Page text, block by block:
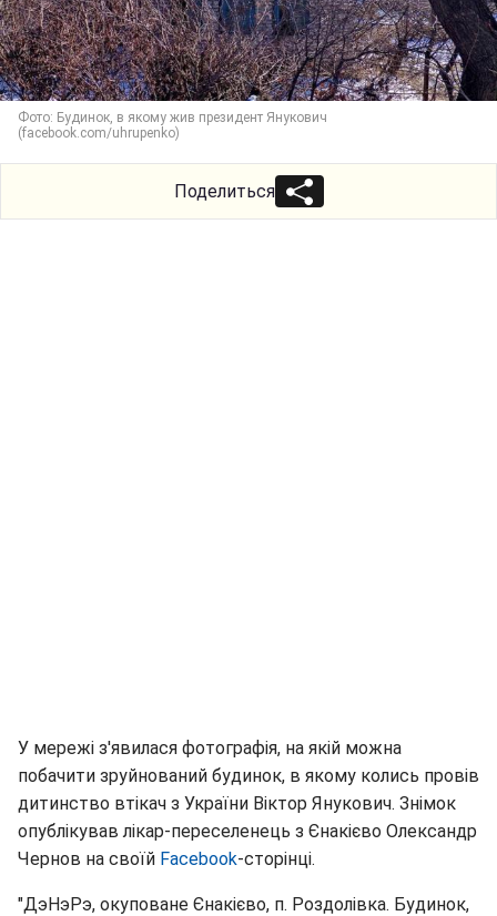
Фото: Будинок, в якому жив президент Янукович
(facebook.com/uhrupenko)
Поделиться
У мережі з'явилася фотографія, на якій можна
побачити зруйнований будинок, в якому колись провів
дитинство втікач з України Віктор Янукович. Знімок
опублікував лікар-переселенець з Єнакієво Олександр
Чернов на своїй Facebook-сторінці.
"ДэНэРэ, окуповане Єнакієво, п. Роздолівка. Будинок,